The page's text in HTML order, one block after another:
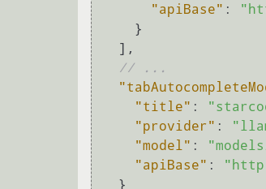
"apiBase" :
}
] ,
// ...
"title" :
"provider" :
"model" :
"apiBase" :
}